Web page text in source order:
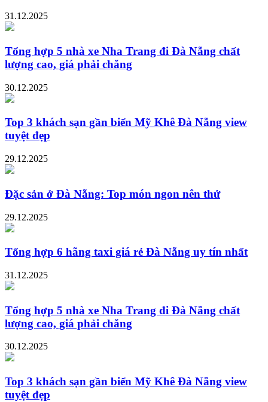
31.12.2025
Tổng hợp 5 nhà xe Nha Trang đi Đà Nẵng chất
lượng cao, giá phải chăng
30.12.2025
Top 3 khách sạn gần biển Mỹ Khê Đà Nẵng view
tuyệt đẹp
29.12.2025
Đặc sản ở Đà Nẵng: Top món ngon nên thử
29.12.2025
Tổng hợp 6 hãng taxi giá rẻ Đà Nẵng uy tín nhất
31.12.2025
Tổng hợp 5 nhà xe Nha Trang đi Đà Nẵng chất
lượng cao, giá phải chăng
30.12.2025
Top 3 khách sạn gần biển Mỹ Khê Đà Nẵng view
tuyệt đẹp